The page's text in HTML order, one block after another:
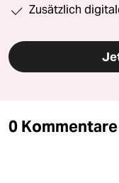
Zusätzlich
0 Kommentare